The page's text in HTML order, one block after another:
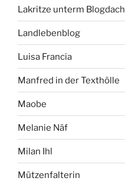
Lakritze unterm Blogdach
Landlebenblog
Luisa Francia
Manfred in der Texthölle
Maobe
Melanie Näf
Milan Ihl
Mützenfalterin